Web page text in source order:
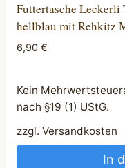
Futtertasche Leckerli
hellblau mit Rehkitz
6,90 €
Kein
nach §19 (1) UStG.
zzgl. Versandkosten
In